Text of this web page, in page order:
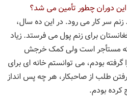
دوران چطور تأمین می شد؟
سر کار می رود. در این ده سال،
برای زنم پول می فرستد. زیاد
مستأجر است ولی کمک خرجش
بودم، می توانستم خانه ای برای
طلب از صاحبکار، هر چه پس انداز
بودم.